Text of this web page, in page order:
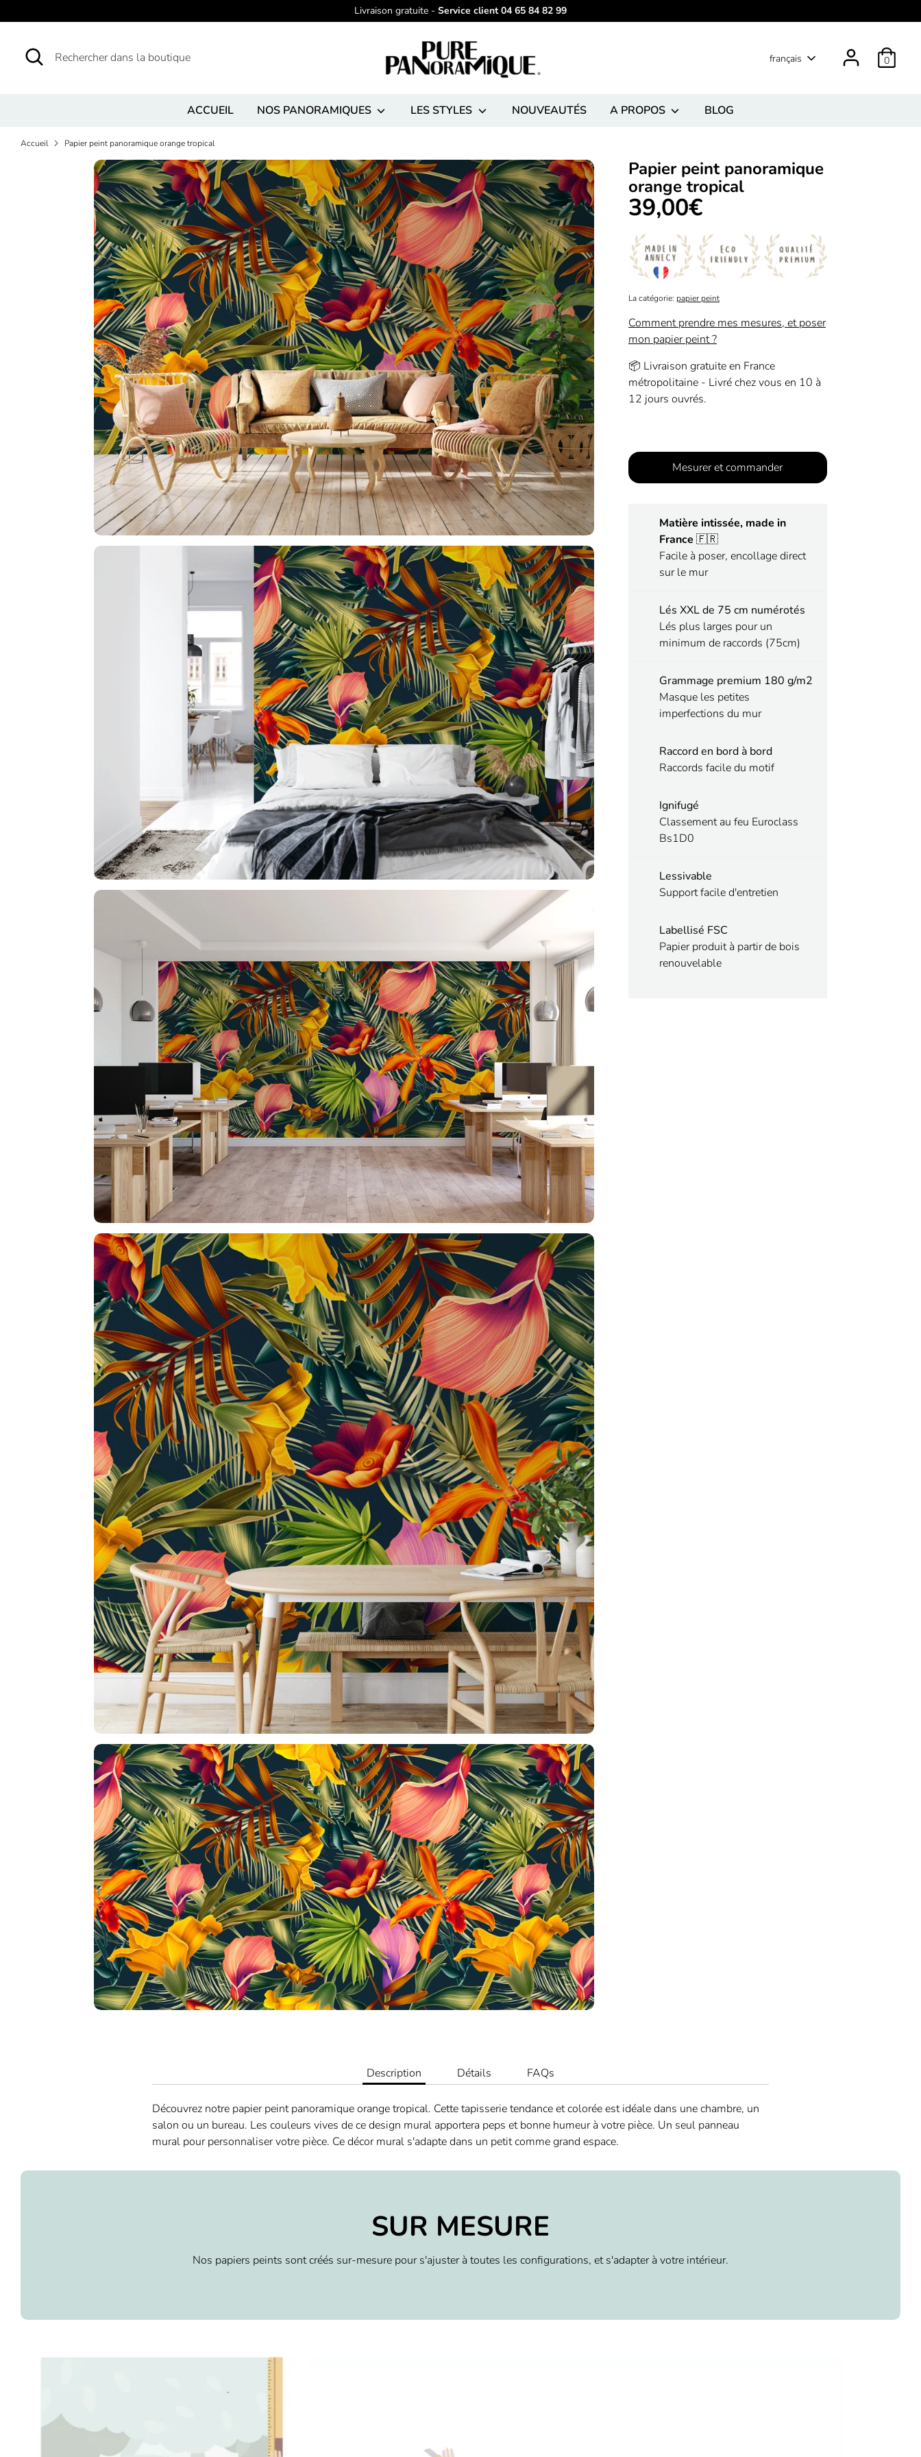
au
Livraison gratuite - Service client 04 65 84 82 99
Recherche
Rechercher
dans
Langue
français 0
ACCUEIL NOS PANORAMIQUES LES STYLES NOUVEAUTÉS A PROPOS BLOG
Accueil Papier peint panoramique orange tropical
Papier peint panoramique
orange tropical
39,00€
La catégorie: papier peint
Comment prendre mes mesures, et poser
mon papier peint ?
📦 Livraison gratuite en France
métropolitaine - Livré chez vous en 10 à
12 jours ouvrés.
Mesurer et commander
Matière intissée, made in
France 🇫🇷
Facile à poser, encollage direct
sur le mur
Lés XXL de 75 cm numérotés
Lés plus larges pour un
minimum de raccords (75cm)
Grammage premium 180 g/m2
Masque les petites
imperfections du mur
Raccord en bord à bord
Raccords facile du motif
Ignifugé
Classement au feu Euroclass
Bs1D0
Lessivable
Support facile d'entretien
Labellisé FSC
Papier produit à partir de bois
renouvelable
Description Détails FAQs
Découvrez notre papier peint panoramique orange tropical. Cette tapisserie tendance et colorée est idéale dans une chambre, un
salon ou un bureau. Les couleurs vives de ce design mural apportera peps et bonne humeur à votre pièce. Un seul panneau
mural pour personnaliser votre pièce. Ce décor mural s'adapte dans un petit comme grand espace.
SUR MESURE
Nos papiers peints sont créés sur-mesure pour s'ajuster à toutes les configurations, et s'adapter à votre intérieur.